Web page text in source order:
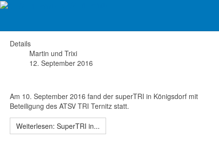
Details
Martin und Trixi
12. September 2016
Am 10. September 2016 fand der superTRI in Königsdorf mit
Beteiligung des ATSV TRI Ternitz statt.
Weiterlesen: SuperTRI in...